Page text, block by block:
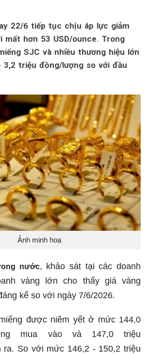
22/6 tiếp tục chịu áp lực giảm
mất hơn 53 USD/ounce. Trong
SJC và nhiều thương hiệu lớn
3,2 triệu đồng/lượng so với đầu
Ảnh minh hoạ
nước, khảo sát tại các doanh
vàng lớn cho thấy giá vàng
kể so với ngày 7/6/2026.
được niêm yết ở mức 144,0
mua vào và 147,0 triệu
ra. So với mức 146,2 - 150,2 triệu